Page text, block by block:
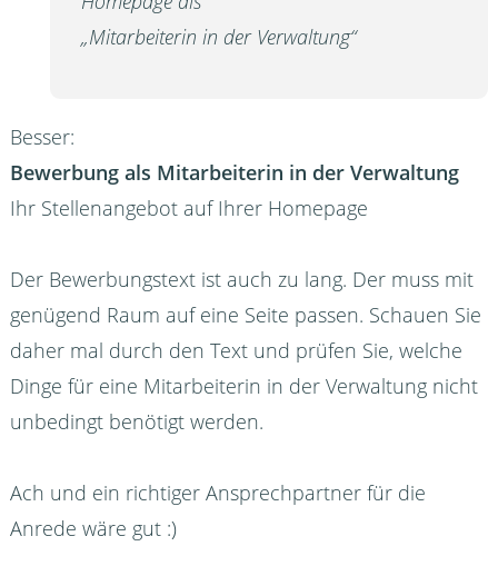
„Mitarbeiterin in der Verwaltung“
Besser:
Bewerbung als Mitarbeiterin in der Verwaltung
Ihr Stellenangebot auf Ihrer Homepage
Der Bewerbungstext ist auch zu lang. Der muss mit
genügend Raum auf eine Seite passen. Schauen Sie
daher mal durch den Text und prüfen Sie, welche
Dinge für eine Mitarbeiterin in der Verwaltung nicht
unbedingt benötigt werden.
Ach und ein richtiger Ansprechpartner für die
Anrede wäre gut :)